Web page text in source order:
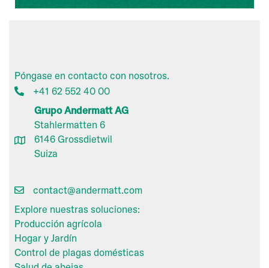
Póngase en contacto con nosotros.
+41 62 552 40 00
Grupo Andermatt AG
Stahlermatten 6
6146 Grossdietwil
Suiza
contact@andermatt.com
Explore nuestras soluciones:
Producción agrícola
Hogar y Jardín
Control de plagas domésticas